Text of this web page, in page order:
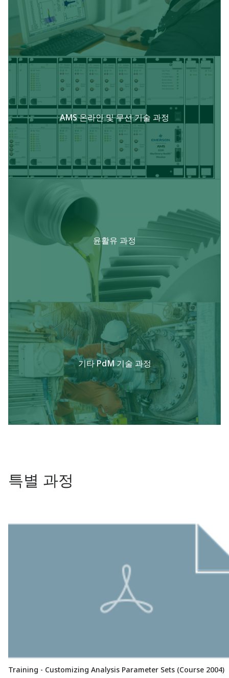
AMS 온라인 및 무선 기술 과정
윤활유 과정
기타 PdM 기술 과정
특별 과정
Training - Customizing Analysis Parameter Sets (Course 2004)